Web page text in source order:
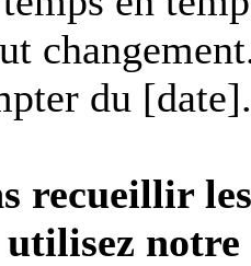
du [date].
recueillir
notre